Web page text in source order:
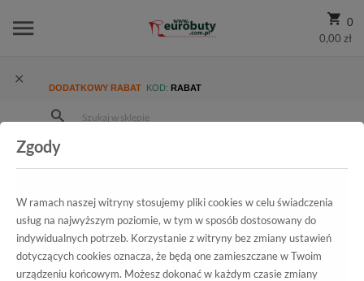
0
0,00 zł
DODATKOWY RABAT KOD: RABAT
Męskie
Trzewiki
Wszystkie produkty
Zgody
W ramach naszej witryny stosujemy pliki cookies w celu świadczenia
usług na najwyższym poziomie, w tym w sposób dostosowany do
indywidualnych potrzeb. Korzystanie z witryny bez zmiany ustawień
dotyczących cookies oznacza, że będą one zamieszczane w Twoim
urządzeniu końcowym. Możesz dokonać w każdym czasie zmiany